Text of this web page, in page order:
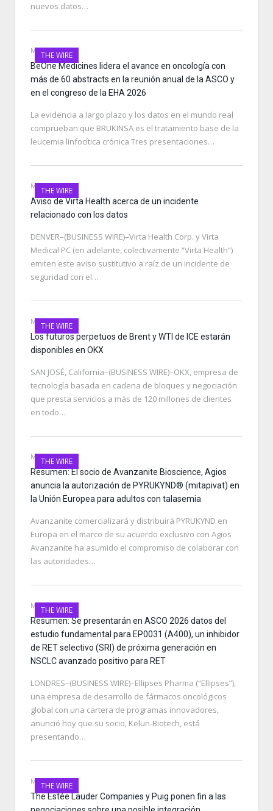
nuevos datos…
THE WIRE
MAY 24, 2026
BeOne Medicines lidera el avance en oncología con
más de 60 abstracts en la reunión anual de la ASCO y
en el congreso de la EHA 2026
La evidencia a largo plazo y los datos en el mundo real
comprueban que BRUKINSA es el tratamiento base de la
leucemia linfocítica crónica Tres presentaciones…
THE WIRE
MAY 24, 2026
Aviso de Virta Health acerca de un incidente
relacionado con los datos
DENVER–(BUSINESS WIRE)–Virta Health Corp. y Virta
Medical PC (en adelante, colectivamente “Virta Health”)
emiten este aviso sustitutivo a raíz de un incidente de
seguridad con el…
THE WIRE
MAY 24, 2026
Los futuros perpetuos de Brent y WTI de ICE estarán
disponibles en OKX
SAN JOSÉ, California–(BUSINESS WIRE)–OKX, empresa de
tecnología basada en cadena de bloques y negociación
que presta servicios a más de 120 millones de clientes
en todo…
THE WIRE
MAY 24, 2026
Resumen: El socio de Avanzanite Bioscience, Agios
anuncia la autorización de PYRUKYND® (mitapivat) en
la Unión Europea para adultos con talasemia
Avanzanite comercializará y distribuirá PYRUKYND en
Europa en el marco de su acuerdo exclusivo con Agios
Avanzanite ha asumido el compromiso de colaborar con
las autoridades…
THE WIRE
MAY 24, 2026
Resumen: Se presentarán en ASCO 2026 datos del
estudio fundamental para EP0031 (A400), un inhibidor
de RET selectivo (SRI) de próxima generación en
NSCLC avanzado positivo para RET
LONDRES–(BUSINESS WIRE)–Ellipses Pharma (“Ellipses”),
una empresa de desarrollo de fármacos oncológicos
global con una cartera de programas innovadores,
anunció hoy que su socio, Kelun-Biotech, está
presentando…
THE WIRE
MAY 22, 2026
The Estée Lauder Companies y Puig ponen fin a las